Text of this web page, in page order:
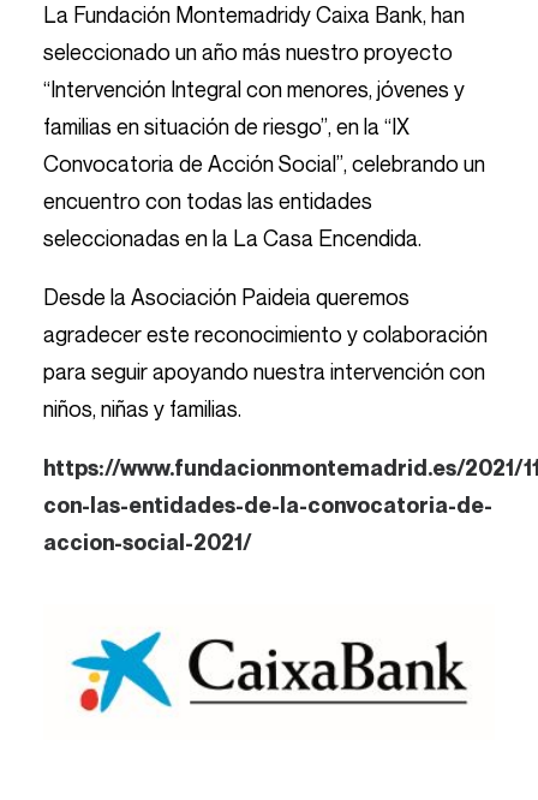
La Fundación Montemadridy Caixa Bank, han
seleccionado un año más nuestro proyecto
“Intervención Integral con menores, jóvenes y
familias en situación de riesgo”, en la “IX
Convocatoria de Acción Social”, celebrando un
encuentro con todas las entidades
seleccionadas en la La Casa Encendida.
Desde la Asociación Paideia queremos
agradecer este reconocimiento y colaboración
para seguir apoyando nuestra intervención con
niños, niñas y familias.
https://www.fundacionmontemadrid.es/2021/
con-las-entidades-de-la-convocatoria-de-
accion-social-2021/